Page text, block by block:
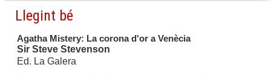
Llegint bé
Agatha Mistery: La corona d'or a Venècia
Sir Steve Stevenson
Ed. La Galera